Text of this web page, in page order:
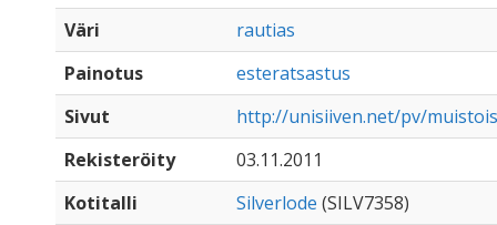
Väri
rautias
Painotus
esteratsastus
Sivut
http://unisiiven.net/pv/
Rekisteröity
03.11.2011
Kotitalli
Silverlode (SILV7358)